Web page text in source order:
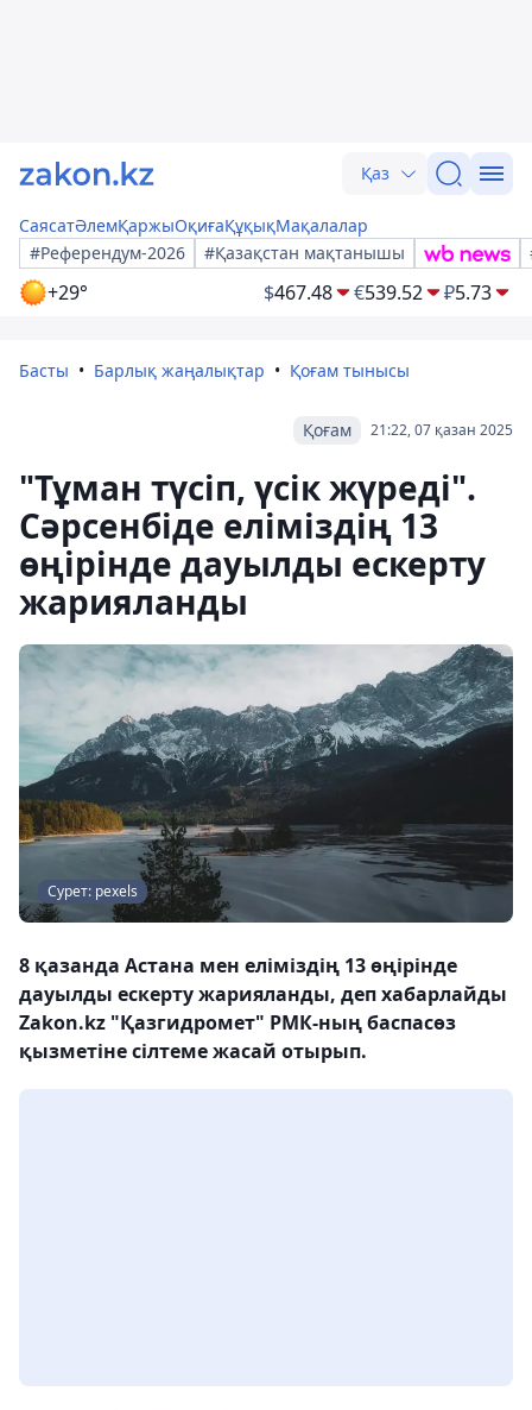
Қаз
СаясатӘлемҚаржыОқиғаҚұқықМақалалар
#Референдум-2026
#Қазақстан мақтанышы
+29° $467.48 €539.52 ₽5.73
Басты Барлық жаңалықтар Қоғам тынысы
21:22, 07 қазан 2025
Қоғам
"Тұман түсіп, үсік жүреді".
Сәрсенбіде еліміздің 13
өңірінде дауылды ескерту
жарияланды
Сурет: pexels
8 қазанда Астана мен еліміздің 13 өңірінде
дауылды ескерту жарияланды, деп хабарлайды
Zakon.kz "Қазгидромет" РМК-ның баспасөз
қызметіне сілтеме жасай отырып.